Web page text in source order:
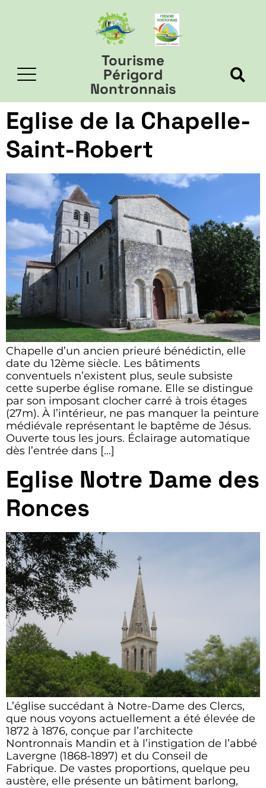
Tourisme
Périgord
Nontronnais
Eglise de la Chapelle-
Saint-Robert
Chapelle d’un ancien prieuré bénédictin, elle
date du 12ème siècle. Les bâtiments
conventuels n’existent plus, seule subsiste
cette superbe église romane. Elle se distingue
par son imposant clocher carré à trois étages
(27m). À l’intérieur, ne pas manquer la peinture
médiévale représentant le baptême de Jésus.
Ouverte tous les jours. Éclairage automatique
dès l’entrée dans […]
Eglise Notre Dame des
Ronces
L’église succédant à Notre-Dame des Clercs,
que nous voyons actuellement a été élevée de
1872 à 1876, conçue par l’architecte
Nontronnais Mandin et à l’instigation de l’abbé
Lavergne (1868-1897) et du Conseil de
Fabrique. De vastes proportions, quelque peu
austère, elle présente un bâtiment barlong,